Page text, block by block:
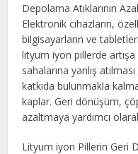
Depolama Atıklarının
Elektronik cihazların,
bilgisayarların ve
lityum iyon pillerde
sahalarına yanlış
katkıda bulunmakla
kaplar. Geri dönüşüm,
azaltmaya yardımcı
Lityum iyon Pillerin Geri